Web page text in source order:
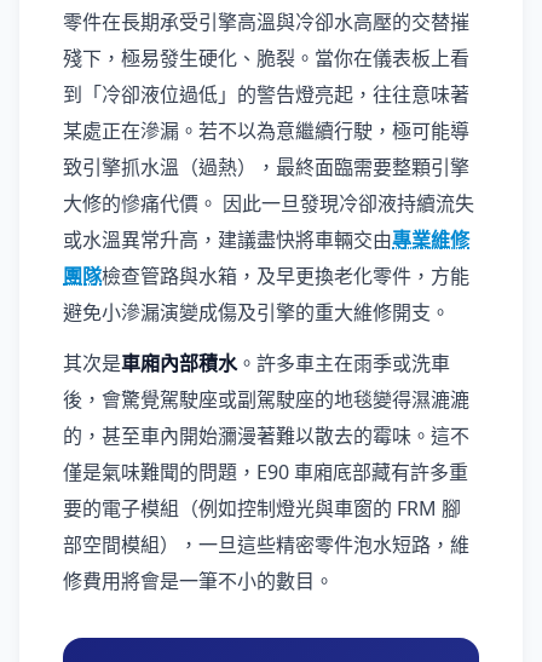
零件在長期承受引擎高溫與冷卻水高壓的交替摧
殘下，極易發生硬化、脆裂。當你在儀表板上看
到「冷卻液位過低」的警告燈亮起，往往意味著
某處正在滲漏。若不以為意繼續行駛，極可能導
致引擎抓水溫（過熱），最終面臨需要整顆引擎
大修的慘痛代價。 因此一旦發現冷卻液持續流失
或水溫異常升高，建議盡快將車輛交由專業維修
團隊檢查管路與水箱，及早更換老化零件，方能
避免小滲漏演變成傷及引擎的重大維修開支。
其次是車廂內部積水。許多車主在雨季或洗車
後，會驚覺駕駛座或副駕駛座的地毯變得濕漉漉
的，甚至車內開始瀰漫著難以散去的霉味。這不
僅是氣味難聞的問題，E90 車廂底部藏有許多重
要的電子模組（例如控制燈光與車窗的 FRM 腳
部空間模組），一旦這些精密零件泡水短路，維
修費用將會是一筆不小的數目。